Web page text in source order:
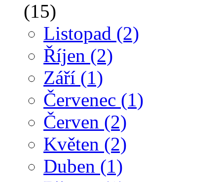
(15)
Listopad (2)
Říjen (2)
Září (1)
Červenec (1)
Červen (2)
Květen (2)
Duben (1)